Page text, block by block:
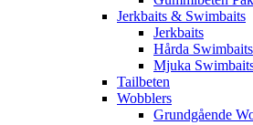
Jerkbaits & Swimbaits
Jerkbaits
Hårda Swimbaits
Mjuka
Tailbeten
Wobblers
Grundgående